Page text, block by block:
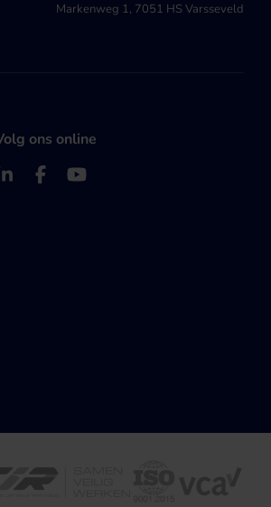
Markenweg 1, 7051 HS Varsseveld
ons online